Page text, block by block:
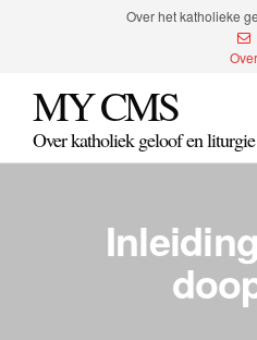
inhoud
Over het katholieke
Over
MY CMS
Over katholiek geloof en liturgie